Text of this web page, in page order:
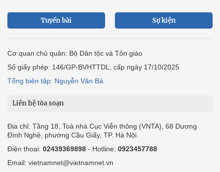
Tuyến bài Sự kiện
Cơ quan chủ quản: Bộ Dân tộc và Tôn giáo
Số giấy phép: 146/GP-BVHTTDL, cấp ngày 17/10/2025
Tổng biên tập: Nguyễn Văn Bá
Liên hệ tòa soạn
Địa chỉ: Tầng 18, Toà nhà Cục Viễn thông (VNTA), 68 Dương
Đình Nghệ, phường Cầu Giấy, TP. Hà Nội.
Điện thoại: 02439369898 - Hotline: 0923457788
Email: vietnamnet@vietnamnet.vn